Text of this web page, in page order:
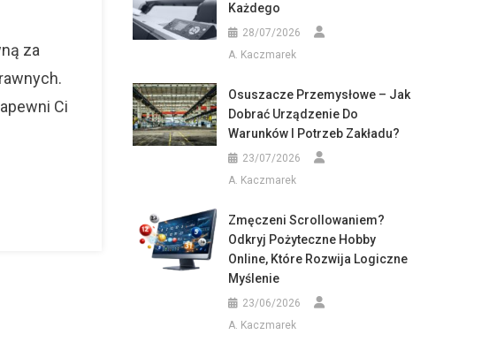
za
Ci
Każdego
28/07/2026
A. Kaczmarek
Osuszacze Przemysłowe – Jak
Dobrać Urządzenie Do
Warunków I Potrzeb Zakładu?
23/07/2026
A. Kaczmarek
Zmęczeni Scrollowaniem?
Odkryj Pożyteczne Hobby
Online, Które Rozwija Logiczne
Myślenie
23/06/2026
A. Kaczmarek